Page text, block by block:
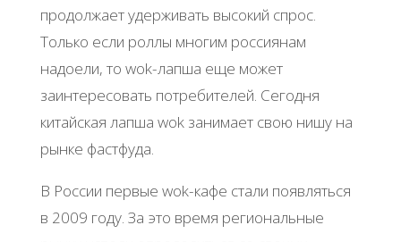
продолжает удерживать высокий спрос.
Только если роллы многим россиянам
надоели, то wok-лапша еще может
заинтересовать потребителей. Сегодня
китайская лапша wok занимает свою нишу на
рынке фастфуда.
В России первые wok-кафе стали появляться
в 2009 году. За это время региональные